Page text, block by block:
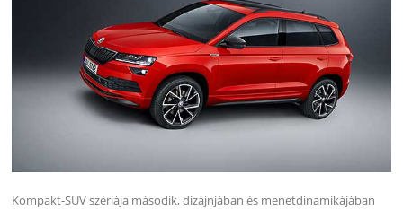
Kompakt-SUV szériája második, dizájnjában és menetdinamikájában